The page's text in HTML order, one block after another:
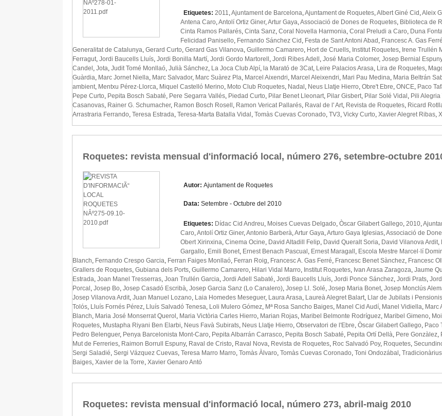
Etiquetes: 2011,Ajuntament de Barcelona,Ajuntament de Roquetes,Albert Giné Cid ,Aleix
Antena Caro,Antolí Ortiz Giner,Artur Gaya,Associació de Dones de Roquetes, Biblioteca de
Cinta Ramos Pallarés, Cinta Sanz, Coral Novella Harmonia, Coral Preludi a Caro, Duna
Felicidad Panisello, Fernando Sánchez Cid , Festa de Sant Antoni Abad , Francesc A. Gas Ferré
Generalitat de Catalunya, Gerard Curto, Gerard Gas Vilanova, Guillermo Camarero, Hort de Cruells, Institut Roquetes, Irene Trullén
Ferragut, Jordi Baucells Lluís, Jordi Bonilla Martí, Jordi Gordo Martorell , Jordi Ribes Adell , José Maria Colomer, Josep Bernial Espuny
Candel , Jota, Judit Tomé Monllaó, Julià Sánchez, La Joca Club Alpí, la Marató de 3Cat, Leire Palacios Arasa, Lira de Roquetes,
Guàrdia, Marc Jornet Niella, Marc Salvador, Marc Suàrez Pla, Marcel Aixendri, Marcel Aleixendri, Mari Pau Medina, Maria Beltrán
ambient, Mentxu Pérez-Llorca, Miquel Castelló Merino, Moto Club Roquetes, Nadal , Neus Llatje Hierro, Obre't Ebre, ONCE, Paco
Pepe Curto, Pepita Bosch Sabaté, Pere Segarra Vallés, Piedad Curto, Pilar Benet Lleonart, Pilar Gisbert, Pilar Solé Vidal , Pili Alegria
Casanovas, Rainer G. Schumacher, Ramon Bosch Rosell , Ramon Vericat Pallarés, Raval de l' Art, Revista de Roquetes, Ricard
Arrastraria Ferrando, Teresa Estrada, Teresa-Marta Batalla Vidal , Tomàs Cuevas Coronado, TV3, Vicky Curto, Xavier Alegret Ribas,
Roquetes: revista mensual d'informació local, número 276, setembre-octubre
Autor: Ajuntament de Roquetes
Data: Setembre - Octubre del 2010
Etiquetes: Dídac Cid Andreu, Moises Cuevas Delgado, Òscar Gilabert Gallego, 2010,
Caro,Antolí Ortiz Giner,Antonio Barberà,Artur Gaya,Arturo Gaya Iglesias,Associació de
Obert Xirinxina, Cinema Ocine, David Altadill Felip, David Queralt Soria, David Vilanova Ardit,
Gargallo, Emili Bonet, Ernest Benach Pascual , Ernest Maragall , Escola Mestre Marcel·lí
Blanch, Fernando Crespo Garcia, Ferran Faiges Monllaó, Ferran Roig, Francesc A. Gas Ferré, Francesc Benet Sànchez, Francesc
Grallers de Roquetes, Gubiana dels Ports, Guillermo Camarero, Hilari Vidal Marro, Institut Roquetes, Ivan Arasa Zaragoza, Jaume
Estrada, Joan Manel Tresserras, Joan Trullén Garcia, Jordi Adell Sabaté, Jordi Baucells Lluís, Jordi Ponce Sánchez, Jordi Prats,
Porcal , Josep Bo, Josep Casadó Escribà, Josep Garcia Sanz (Lo Canalero), Josep Ll. Solé, Josep Maria Bonet, Josep Monclús
Josep Vilanova Ardit, Juan Manuel Lozano, Laia Homedes Meseguer, Laura Arasa, Laureà Alegret Balart, Llar de Jubilats i
Tolós, Lluís Fornés Pérez, Lluís Salvadó Tenesa, Loli Mulero Gómez, Mª Rosa Sancho Baiges, Manel Cid Audí, Manel Vidiella, Marc
Blanch, Maria José Monserrat Querol , Maria Victòria Carles Hierro, Marian Rojas, Maribel Belmonte Rodríguez, Maribel Gimeno,
Roquetes, Mustapha Riyani Ben Elarbi, Neus Favà Subirats, Neus Llatje Hierro, Observatori de l'Ebre, Òscar Gilabert Gallego, Paco
Pedro Belenguer, Penya Barcelonista Mont-Caro, Pepita Albarrán Carrasco, Pepita Bosch Sabaté, Pepita Ortí Dellà, Pere Gonzàlez,
Mut de Ferreries, Raimon Borrull Espuny, Raval de Cristo, Raval Nova, Revista de Roquetes, Roc Salvadó Poy, Roquetes,
Sergi Saladié, Sergi Vázquez Cuevas, Teresa Marro Marro, Tomàs Àlvaro, Tomàs Cuevas Coronado, Toni Ondozábal , Tradicionàrius
Baiges, Xavier de la Torre, Xavier Genaro Antó
Roquetes: revista mensual d'informació local, número 273, abril-maig 2010